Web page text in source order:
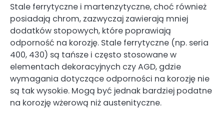
Stale ferrytyczne i martenzytyczne, choć również
posiadają chrom, zazwyczaj zawierają mniej
dodatków stopowych, które poprawiają
odporność na korozję. Stale ferrytyczne (np. seria
400, 430) są tańsze i często stosowane w
elementach dekoracyjnych czy AGD, gdzie
wymagania dotyczące odporności na korozję nie
są tak wysokie. Mogą być jednak bardziej podatne
na korozję wżerową niż austenityczne.